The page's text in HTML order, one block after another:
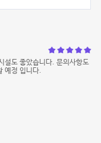
설도 좋았습니다. 문의사항도
예정 입니다.